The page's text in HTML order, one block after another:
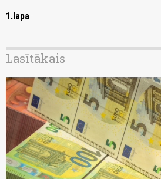
1.lapa
Lasītākais